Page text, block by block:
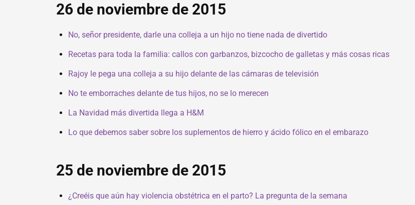
26 de noviembre de 2015
No, señor presidente, darle una colleja a un hijo no tiene nada de divertido
Recetas para toda la familia: callos con garbanzos, bizcocho de galletas y más cosas ricas
Rajoy le pega una colleja a su hijo delante de las cámaras de televisión
No te emborraches delante de tus hijos, no se lo merecen
La Navidad más divertida llega a H&M
Lo que debemos saber sobre los suplementos de hierro y ácido fólico en el embarazo
25 de noviembre de 2015
¿Creéis que aún hay violencia obstétrica en el parto? La pregunta de la semana